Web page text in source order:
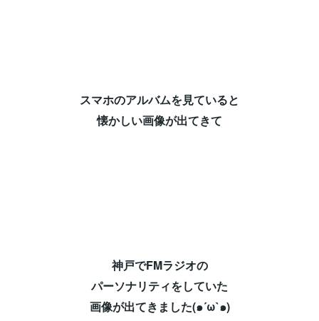
スマホのアルバムを見ていると⁡
懐かしい画像が出てきて⁡
神戸でFMラジオの⁡
パーソナリティをしていた⁡
画像が出てきました(๑´ω`๑)⁡